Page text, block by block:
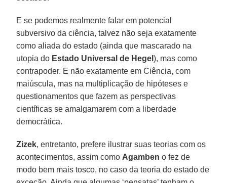
E se podemos realmente falar em potencial
subversivo da ciência, talvez não seja exatamente
como aliada do estado (ainda que mascarado na
utopia do Estado Universal de Hegel), mas como
contrapoder. E não exatamente em Ciência, com
maiúscula, mas na multiplicação de hipóteses e
questionamentos que fazem as perspectivas
científicas se amalgamarem com a liberdade
democrática.
Zizek, entretanto, prefere ilustrar suas teorias com os
acontecimentos, assim como Agamben o fez de
modo bem mais tosco, no caso da teoria do estado de